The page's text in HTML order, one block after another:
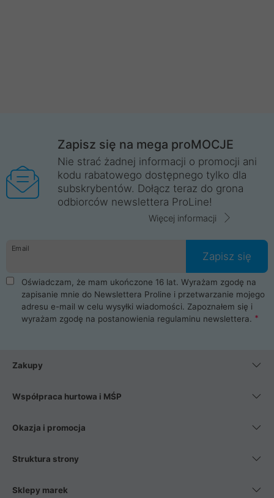
Zapisz się na mega proMOCJE
Nie strać żadnej informacji o promocji ani
kodu rabatowego dostępnego tylko dla
subskrybentów. Dołącz teraz do grona
odbiorców newslettera ProLine!
Więcej informacji
Email
Zapisz się
Oświadczam, że mam ukończone 16 lat. Wyrażam zgodę na
zapisanie mnie do Newslettera Proline i przetwarzanie mojego
adresu e-mail w celu wysyłki wiadomości. Zapoznałem się i
wyrażam zgodę na postanowienia regulaminu newslettera.
Zakupy
Współpraca hurtowa i MŚP
Okazja i promocja
Struktura strony
Sklepy marek